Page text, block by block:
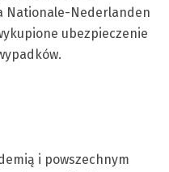
Nationale-Nederlanden
ubezpieczenie
i powszechnym